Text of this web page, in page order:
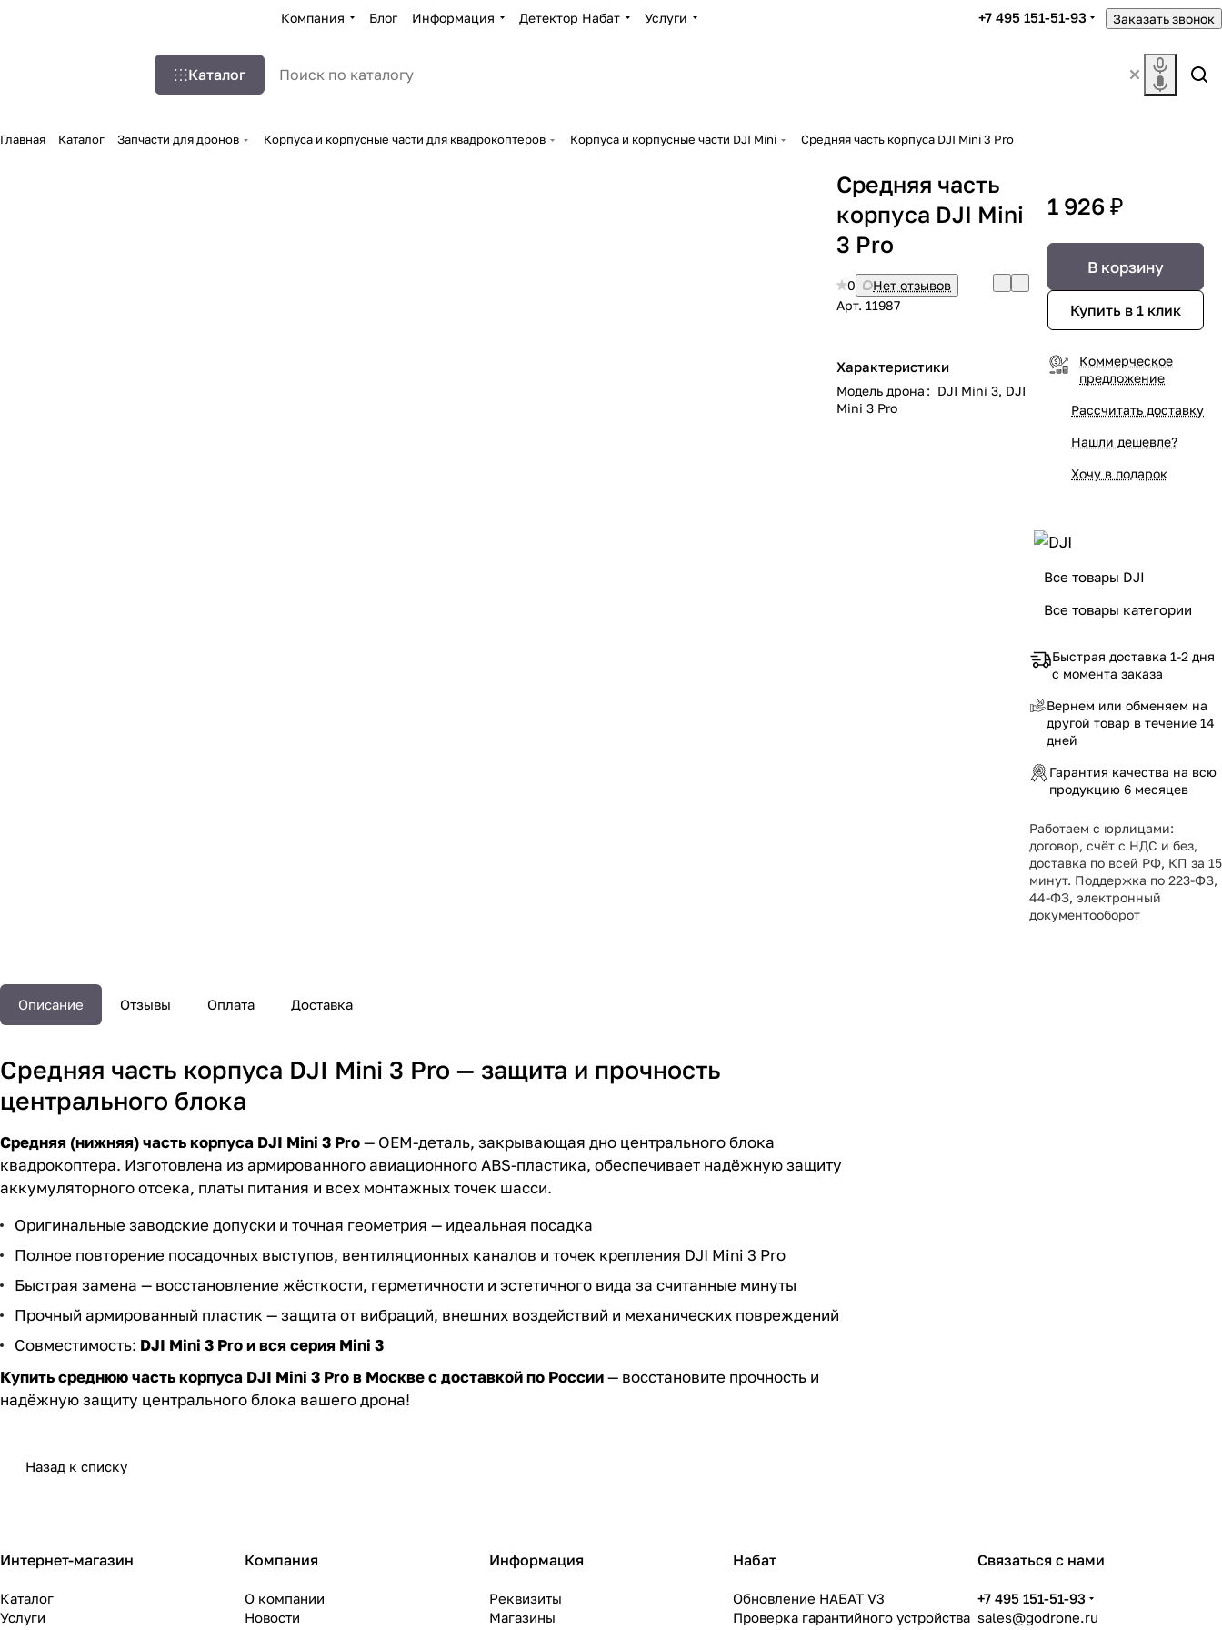
Компания Блог Информация Детектор Набат Услуги +7 495 151-51-93 Заказать звонок
Каталог
Главная Каталог Запчасти для дронов Корпуса и корпусные части для квадрокоптеров Корпуса и корпусные части DJI Mini Средняя часть корпуса DJI Mini 3 Pro
Средняя часть
корпуса DJI Mini
3 Pro
0
Нет отзывов
Арт. 11987
Характеристики
Модель дрона : DJI Mini 3, DJI
Mini 3 Pro
1 926 ₽
В корзину
Купить в 1 клик
Коммерческое
предложение
Рассчитать доставку
Нашли дешевле?
Хочу в подарок
Все товары DJI
Все товары категории
Быстрая доставка 1-2 дня
с момента заказа
Вернем или обменяем на
другой товар в течение 14
дней
Гарантия качества на всю
продукцию 6 месяцев
Работаем с юрлицами:
договор, счёт с НДС и без,
доставка по всей РФ, КП за 15
минут. Поддержка по 223-ФЗ,
44-ФЗ, электронный
документооборот
Описание Отзывы Оплата Доставка
Средняя часть корпуса DJI Mini 3 Pro — защита и прочность
центрального блока
Средняя (нижняя) часть корпуса DJI Mini 3 Pro— OEM-деталь, закрывающая дно центрального блока
квадрокоптера. Изготовлена из армированного авиационного ABS-пластика, обеспечивает надёжную защиту
аккумуляторного отсека, платы питания и всех монтажных точек шасси.
Оригинальные заводские допуски и точная геометрия — идеальная посадка
Полное повторение посадочных выступов, вентиляционных каналов и точек крепления DJI Mini 3 Pro
Быстрая замена — восстановление жёсткости, герметичности и эстетичного вида за считанные минуты
Прочный армированный пластик — защита от вибраций, внешних воздействий и механических повреждений
Совместимость: DJI Mini 3 Pro и вся серия Mini 3
Купить среднюю часть корпуса DJI Mini 3 Pro в Москве с доставкой по России— восстановите прочность и
надёжную защиту центрального блока вашего дрона!
Назад к списку
Интернет-магазин
Каталог
Услуги
Компания
О компании
Новости
Информация
Реквизиты
Магазины
Набат
Обновление НАБАТ V3
Проверка гарантийного устройства
Связаться с нами
+7 495 151-51-93
sales@godrone.ru